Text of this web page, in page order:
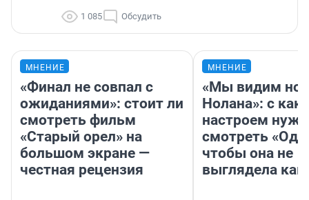
1 085 Обсудить
МНЕНИЕ
«Финал не совпал с
ожиданиями»: стоит ли
смотреть фильм
«Старый орел» на
большом экране —
честная рецензия
МНЕНИЕ
«Мы видим
Нолана»: с
настроем
смотреть
чтобы она не
выглядела как